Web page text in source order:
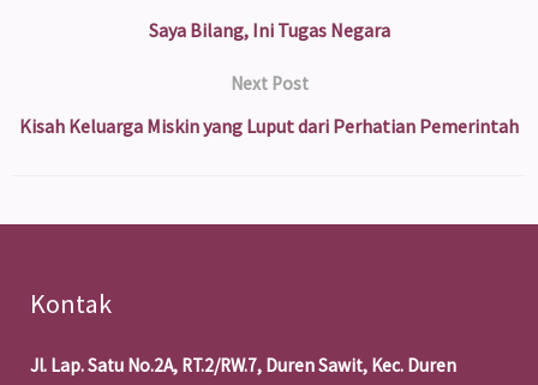
Saya Bilang, Ini Tugas Negara
Next Post
Kisah Keluarga Miskin yang Luput dari Perhatian Pemerintah
Kontak
Jl. Lap. Satu No.2A, RT.2/RW.7, Duren Sawit, Kec. Duren